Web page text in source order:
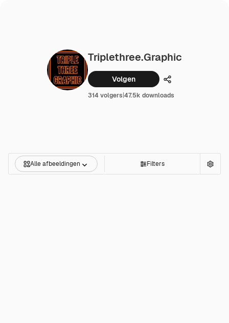
Triplethree.graphic
Volgen Delen
314 volgers|47.5k downloads
Alle afbeeldingen Filters